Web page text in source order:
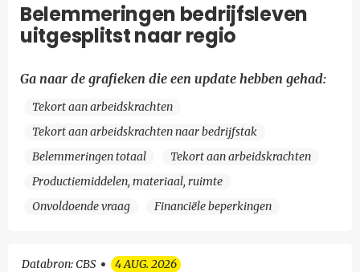
Belemmeringen bedrijfsleven
uitgesplitst naar regio
Ga naar de grafieken die een update hebben gehad:
Tekort aan arbeidskrachten
Tekort aan arbeidskrachten naar bedrijfstak
Belemmeringen totaal
Tekort aan arbeidskrachten
Productiemiddelen, materiaal, ruimte
Onvoldoende vraag
Financiële beperkingen
Databron: CBS 4 AUG. 2026